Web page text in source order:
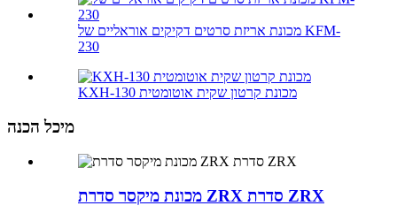
מכונת אריזת סרטים דקיקים אוראליים של KFM-
230
KXH-130 מכונת קרטון שקית אוטומטית
מיכל הכנה
מכונת מיקסר סדרת ZRX סדרת ZRX